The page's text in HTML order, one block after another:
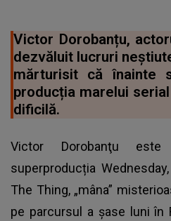
Victor Dorobanțu,
dezvăluit lucruri
mărturisit că înainte
producția marelui
dificilă.
Victor Dorobanţu
superproducția
The Thing, „mâna”
pe parcursul a șase luni în